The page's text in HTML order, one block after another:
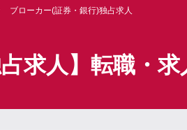
ブローカー(証券・銀行)独占求人
求人】転職・求